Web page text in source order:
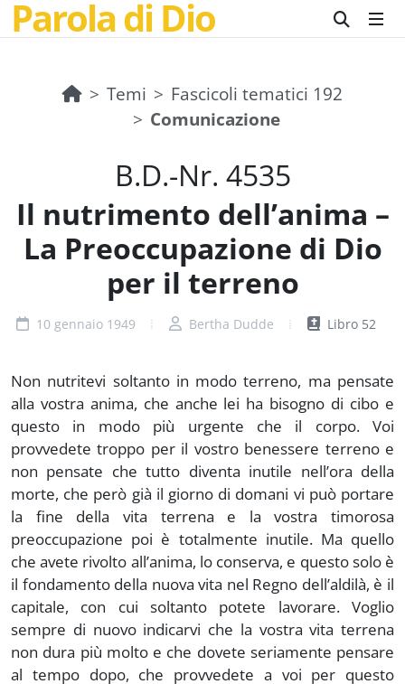
Parola di Dio
Temi
Fascicoli tematici 192
Comunicazione
B.D.-Nr. 4535
Il nutrimento dell’anima –
La Preoccupazione di Dio
per il terreno
10 gennaio 1949 Bertha Dudde Libro 52
Non nutritevi soltanto in modo terreno, ma pensate
alla vostra anima, che anche lei ha bisogno di cibo e
questo in modo più urgente che il corpo. Voi
provvedete troppo per il vostro benessere terreno e
non pensate che tutto diventa inutile nell’ora della
morte, che però già il giorno di domani vi può portare
la fine della vita terrena e la vostra timorosa
preoccupazione poi è totalmente inutile. Ma quello
che avete rivolto all’anima, lo conserva, e questo solo è
il fondamento della nuova vita nel Regno dell’aldilà, è il
capitale, con cui soltanto potete lavorare. Voglio
sempre di nuovo indicarvi che la vostra vita terrena
non dura più molto e che dovete seriamente pensare
al tempo dopo, che provvedete a voi per questo